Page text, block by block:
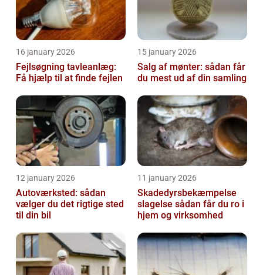
16 january 2026
Fejlsøgning tavleanlæg:
Få hjælp til at finde fejlen
15 january 2026
Salg af mønter: sådan får
du mest ud af din samling
12 january 2026
Autoværksted: sådan
vælger du det rigtige sted
til din bil
11 january 2026
Skadedyrsbekæmpelse
slagelse sådan får du ro i
hjem og virksomhed